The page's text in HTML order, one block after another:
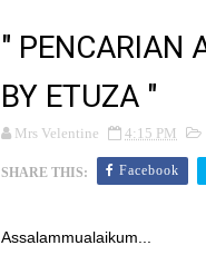
" PENCARIAN
BY ETUZA "
Mrs Velentine 4:15 PM
SHARE THIS: Facebook
Assalammualaikum...